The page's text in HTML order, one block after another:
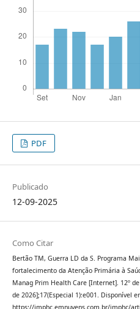
PDF
Publicado
12-09-2025
Como Citar
Bertão TM, Guerra LD da S. Programa
fortalecimento da Atenção Primária à
Manag Prim Health Care [Internet]. 12º
de 2026];17(Especial 1):e001. Disponível
https://jmphc.emnuvens.com.br/jmphc/